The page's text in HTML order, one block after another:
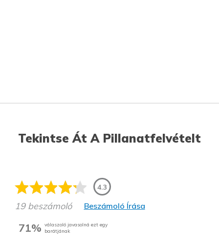
Tekintse Át A Pillanatfelvételt
4.3
19 beszámoló Beszámoló Írása
71% válaszoló javasolná ezt egy
barátjának